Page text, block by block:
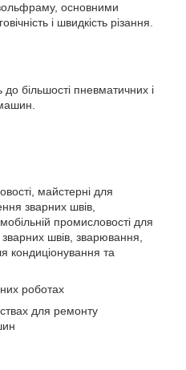
основними
і швидкість різання.
більшості пневматичних і
майстерні для
зварних швів,
промисловості для
швів, зварювання,
кондиціонування та
роботах
для ремонту